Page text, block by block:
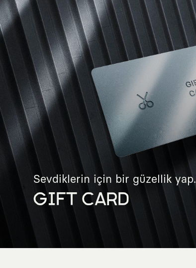
Sevdiklerin için bir güzellik yap.
GIFT CARD